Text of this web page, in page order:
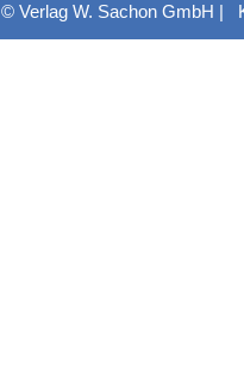
© Verlag W. Sachon GmbH |